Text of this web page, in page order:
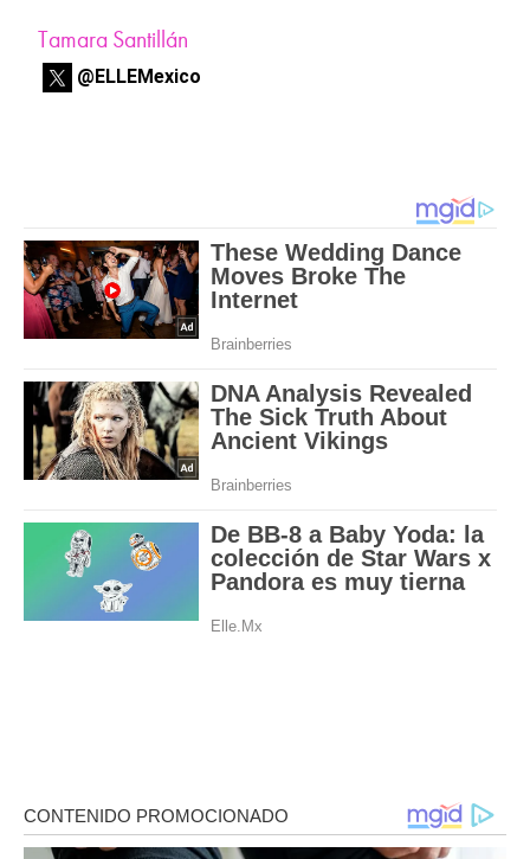
Tamara Santillán
@ELLEMexico